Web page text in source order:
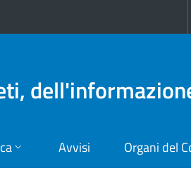
Avvisi Organi del